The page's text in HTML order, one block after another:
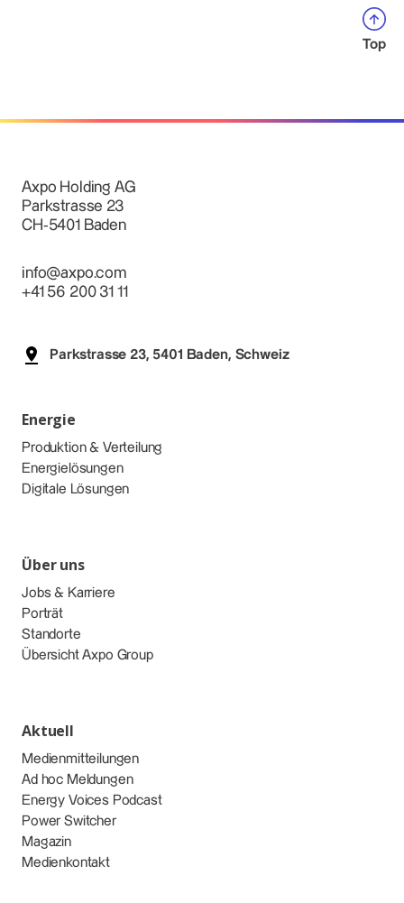
Top
Axpo Holding AG
Parkstrasse 23
CH-5401 Baden
info@axpo.com
+41 56 200 31 11
Parkstrasse 23, 5401 Baden, Schweiz
Energie
Produktion & Verteilung
Energielösungen
Digitale Lösungen
Über uns
Jobs & Karriere
Porträt
Standorte
Übersicht Axpo Group
Aktuell
Medienmitteilungen
Ad hoc Meldungen
Energy Voices Podcast
Power Switcher
Magazin
Medienkontakt